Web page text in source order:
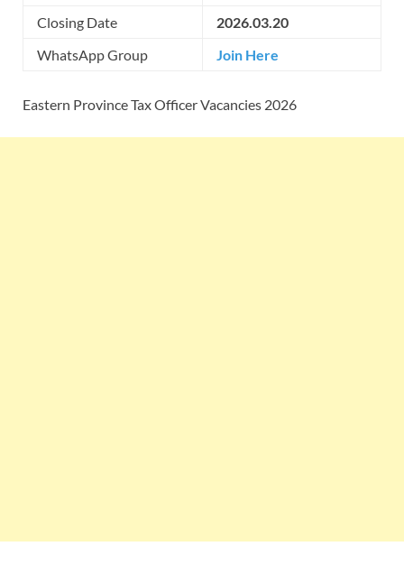
Closing Date
2026.03.20
WhatsApp Group
Join Here
Eastern Province Tax Officer Vacancies 2026